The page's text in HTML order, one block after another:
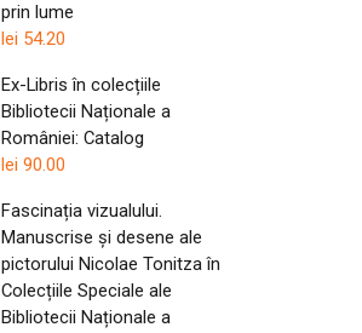
prin lume
lei 54.20
Ex-Libris în colecțiile
Bibliotecii Naționale a
României: Catalog
lei 90.00
Fascinația vizualului.
Manuscrise și desene ale
pictorului Nicolae Tonitza în
Colecțiile Speciale ale
Bibliotecii Naționale a